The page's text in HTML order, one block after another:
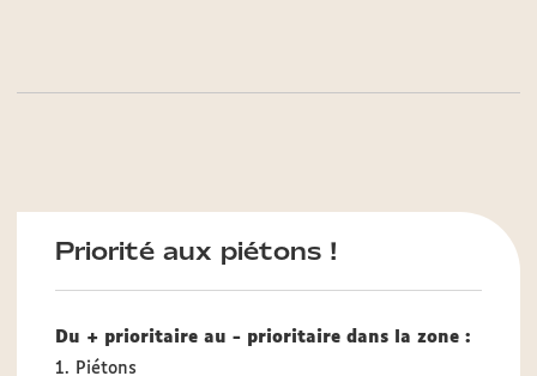
Priorité aux piétons !
Du + prioritaire au - prioritaire dans la zone :
1. Piétons